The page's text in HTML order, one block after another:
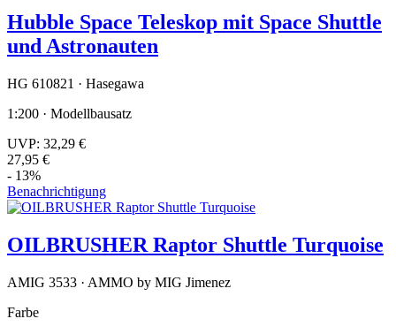
Hubble Space Teleskop mit Space Shuttle
und Astronauten
HG 610821 · Hasegawa
1:200 · Modellbausatz
UVP: 32,29 €
27,95 €
- 13%
Benachrichtigung
OILBRUSHER Raptor Shuttle Turquoise
AMIG 3533 · AMMO by MIG Jimenez
Farbe